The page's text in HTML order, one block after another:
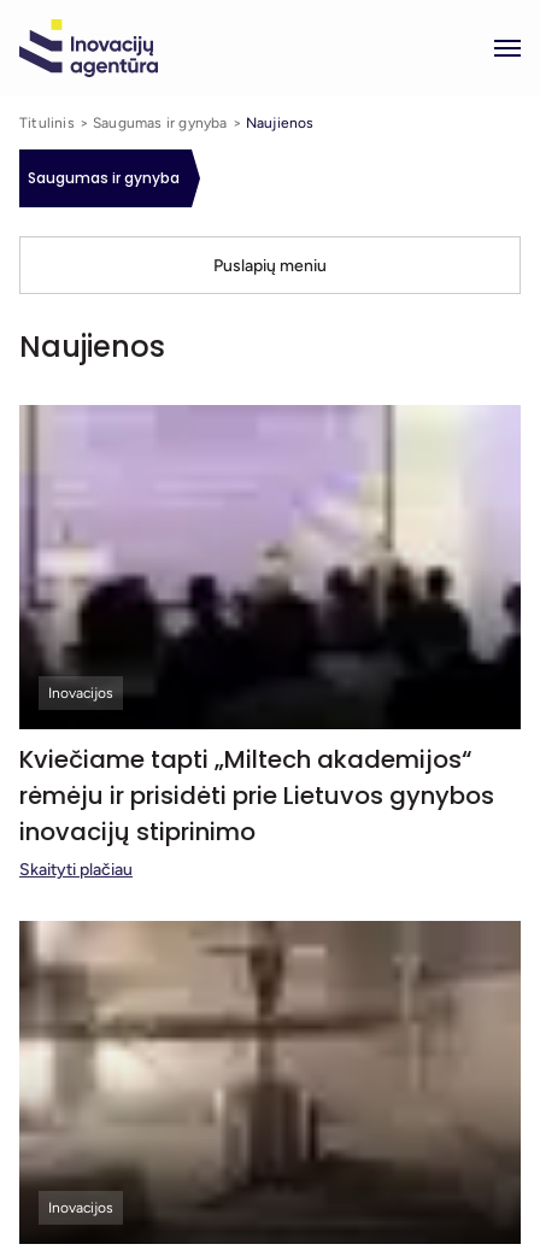
Titulinis Saugumas ir gynyba Naujienos
Saugumas ir gynyba
Puslapių meniu
Naujienos
Inovacijos
Kviečiame tapti „Miltech akademijos“
rėmėju ir prisidėti prie Lietuvos gynybos
inovacijų stiprinimo
Skaityti plačiau
Inovacijos